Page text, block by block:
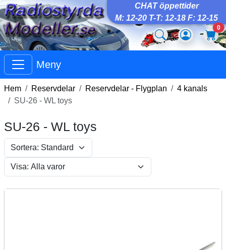
CHAT öppettider
M: 12-20 T-T: 12-18 F: 12-15
0
Meny
Hem Reservdelar Reservdelar - Flygplan
4 kanals
SU-26 - WL toys
SU-26 - WL toys